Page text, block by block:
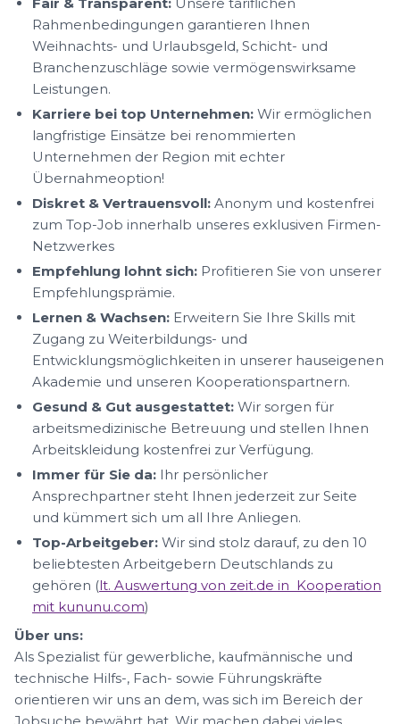
Rahmenbedingungen garantieren Ihnen
Weihnachts- und Urlaubsgeld, Schicht- und
Branchenzuschläge sowie vermögenswirksame
Leistungen.
Karriere bei top Unternehmen: Wir ermöglichen
langfristige Einsätze bei renommierten
Unternehmen der Region mit echter
Übernahmeoption!
Diskret & Vertrauensvoll: Anonym und kostenfrei
zum Top-Job innerhalb unseres exklusiven Firmen-
Netzwerkes
Empfehlung lohnt sich: Profitieren Sie von unserer
Empfehlungsprämie.
Lernen & Wachsen: Erweitern Sie Ihre Skills mit
Zugang zu Weiterbildungs- und
Entwicklungsmöglichkeiten in unserer hauseigenen
Akademie und unseren Kooperationspartnern.
Gesund & Gut ausgestattet: Wir sorgen für
arbeitsmedizinische Betreuung und stellen Ihnen
Arbeitskleidung kostenfrei zur Verfügung.
Immer für Sie da: Ihr persönlicher
Ansprechpartner steht Ihnen jederzeit zur Seite
und kümmert sich um all Ihre Anliegen.
Top-Arbeitgeber: Wir sind stolz darauf, zu den 10
beliebtesten Arbeitgebern Deutschlands zu
gehören (lt. Auswertung von zeit.de in Kooperation
mit kununu.com)
Über uns:
Als Spezialist für gewerbliche, kaufmännische und
technische Hilfs-, Fach- sowie Führungskräfte
orientieren wir uns an dem, was sich im Bereich der